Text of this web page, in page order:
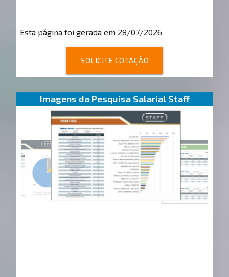
Esta página foi gerada em 28/07/2026
SOLICITE COTAÇÃO
Imagens da Pesquisa Salarial Staff